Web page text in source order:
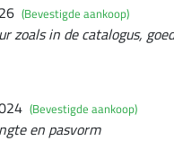
(Bevestigde aankoop)
zoals in de catalogus,
(Bevestigde aankoop)
en pasvorm